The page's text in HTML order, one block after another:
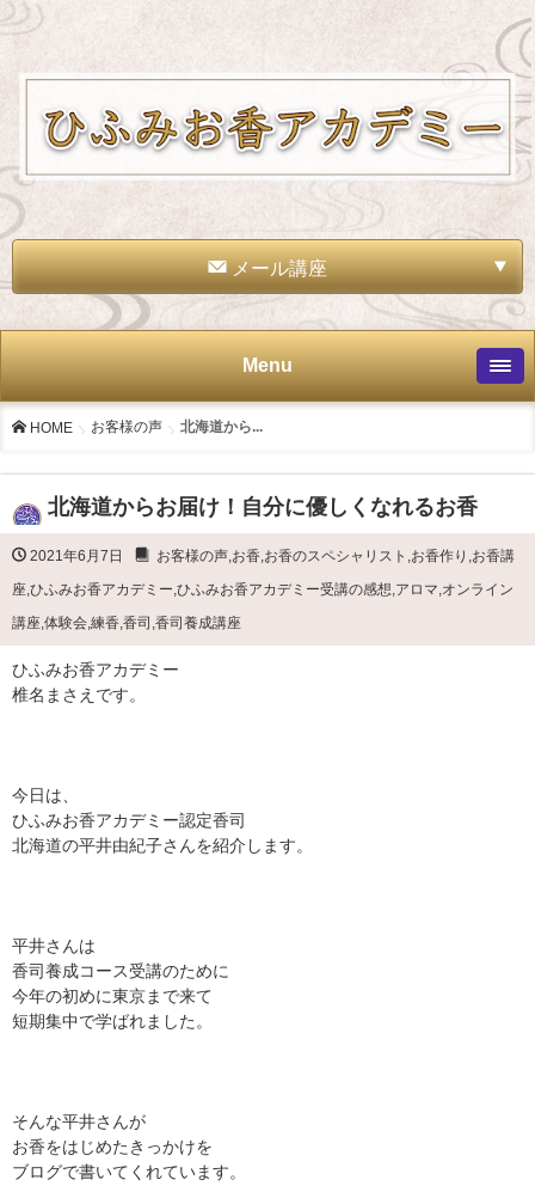
メール講座
Menu
HOME お客様の声 北海道から...
北海道からお届け！自分に優しくなれるお香
2021年6月7日 お客様の声,お香,お香のスペシャリスト ,お香作り ,お香講
座,ひふみお香アカデミー,ひふみお香アカデミー受講の感想,アロマ,オンライン
講座,体験会,練香,香司 ,香司養成講座
ひふみお香アカデミー
椎名まさえです。
今日は、
ひふみお香アカデミー認定香司
北海道の平井由紀子さんを紹介します。
平井さんは
香司養成コース受講のために
今年の初めに東京まで来て
短期集中で学ばれました。
そんな平井さんが
お香をはじめたきっかけを
ブログで書いてくれています。